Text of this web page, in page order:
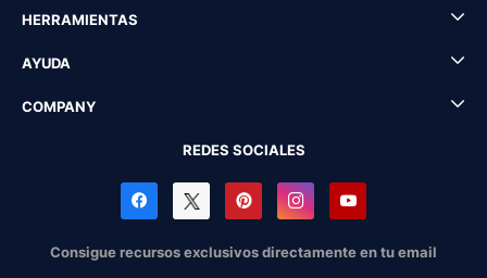
HERRAMIENTAS
AYUDA
COMPANY
REDES SOCIALES
Consigue recursos exclusivos directamente en tu email